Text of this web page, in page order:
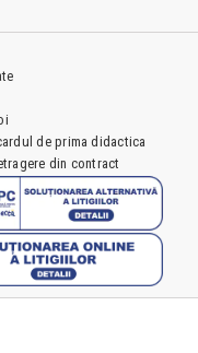
de prima didactica
din contract